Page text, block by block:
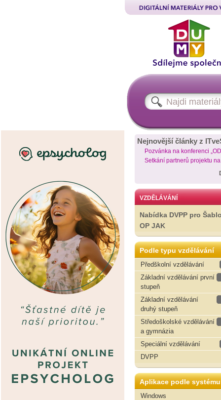
Nejnovější články z
Pozvánka na konferenci
Setkání partnerů projektu
VZDĚLÁVÁNÍ
Nabídka DVPP pro
OP JAK
Podle typu vzdělávání
Předškolní vzdělávání
Základní vzdělávání první
stupeň
Základní vzdělávání
druhý stupeň
Středoškolské vzdělávání
a gymnázia
Speciální vzdělávání
DVPP
Aplikace podle systému
Windows